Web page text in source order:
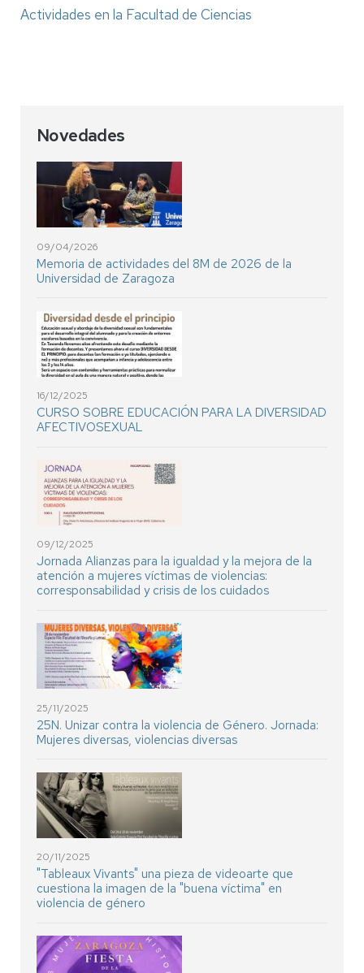
Actividades en la Facultad de Ciencias
Novedades
09/04/2026
Memoria de actividades del 8M de 2026 de la
Universidad de Zaragoza
16/12/2025
CURSO SOBRE EDUCACIÓN PARA LA DIVERSIDAD
AFECTIVOSEXUAL
09/12/2025
Jornada Alianzas para la igualdad y la mejora de la
atención a mujeres víctimas de violencias:
corresponsabilidad y crisis de los cuidados
25/11/2025
25N. Unizar contra la violencia de Género. Jornada:
Mujeres diversas, violencias diversas
20/11/2025
"Tableaux Vivants" una pieza de videoarte que
cuestiona la imagen de la "buena víctima" en
violencia de género